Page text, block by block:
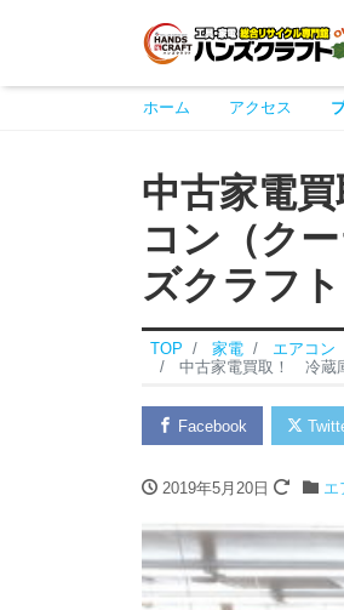
ホーム アクセス
中古家電
コン（ク
ズクラフ
TOP 家電
エアコン
中古家電買取！ 冷蔵
Facebook
2019年5月20日 エ